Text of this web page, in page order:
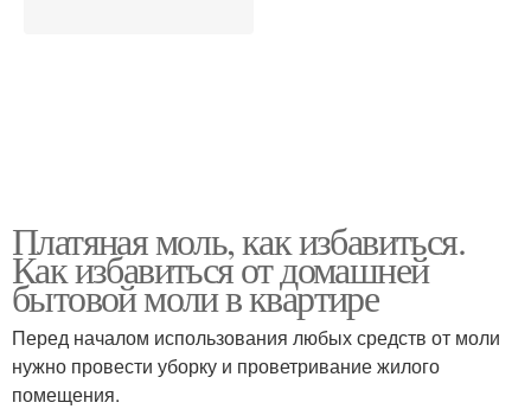
Платяная моль, как избавиться.
Как избавиться от домашней
бытовой моли в квартире
Перед началом использования любых средств от моли
нужно провести уборку и проветривание жилого
помещения.